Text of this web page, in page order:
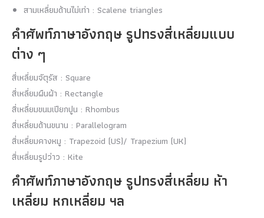
สามเหลี่ยมด้านไม่เท่า : Scalene triangles
คำศัพท์ภาษาอังกฤษ รูปทรงสี่เหลี่ยมแบบ
ต่าง ๆ
สี่เหลี่ยมจัตุรัส : Square
สี่เหลี่ยมผืนผ้า : Rectangle
สี่เหลี่ยมขนมเปียกปูน : Rhombus
สี่เหลี่ยมด้านขนาน : Parallelogram
สี่เหลี่ยมคางหมู : Trapezoid (US)/ Trapezium (UK)
สี่เหลี่ยมรูปว่าว : Kite
คำศัพท์ภาษาอังกฤษ รูปทรงสี่เหลี่ยม ห้า
เหลี่ยม หกเหลี่ยม ฯล